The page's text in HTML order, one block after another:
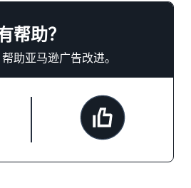
帮助？
助亚马逊广告改进。